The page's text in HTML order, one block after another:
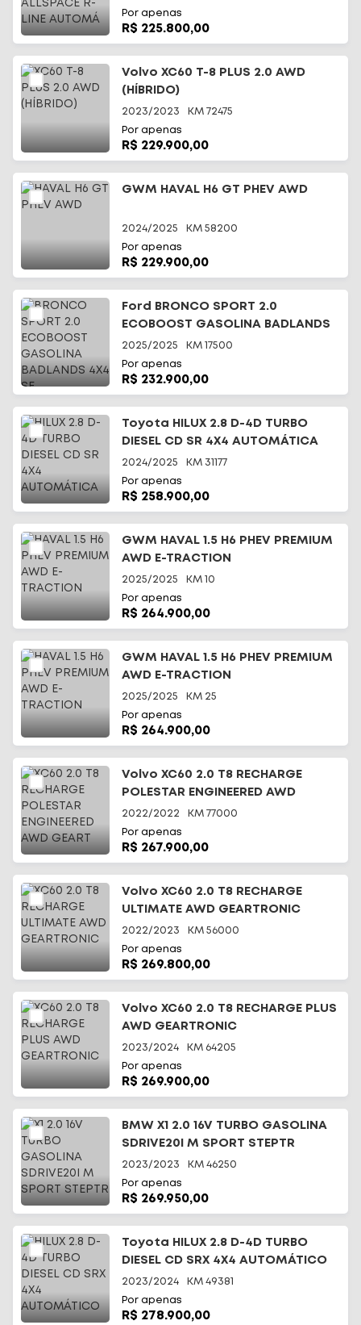
Por apenas
R$ 225.800,00
Volvo XC60 T-8 PLUS 2.0 AWD
(HÍBRIDO)
2023/2023 KM 72475
Por apenas
R$ 229.900,00
GWM HAVAL H6 GT PHEV AWD
2024/2025 KM 58200
Por apenas
R$ 229.900,00
Ford BRONCO SPORT 2.0
ECOBOOST GASOLINA BADLANDS
4X4 SE
2025/2025 KM 17500
Por apenas
R$ 232.900,00
Toyota HILUX 2.8 D-4D TURBO
DIESEL CD SR 4X4 AUTOMÁTICA
2024/2025 KM 31177
Por apenas
R$ 258.900,00
GWM HAVAL 1.5 H6 PHEV PREMIUM
AWD E-TRACTION
2025/2025 KM 10
Por apenas
R$ 264.900,00
GWM HAVAL 1.5 H6 PHEV PREMIUM
AWD E-TRACTION
2025/2025 KM 25
Por apenas
R$ 264.900,00
Volvo XC60 2.0 T8 RECHARGE
POLESTAR ENGINEERED AWD
GEART
2022/2022 KM 77000
Por apenas
R$ 267.900,00
Volvo XC60 2.0 T8 RECHARGE
ULTIMATE AWD GEARTRONIC
2022/2023 KM 56000
Por apenas
R$ 269.800,00
Volvo XC60 2.0 T8 RECHARGE PLUS
AWD GEARTRONIC
2023/2024 KM 64205
Por apenas
R$ 269.900,00
BMW X1 2.0 16V TURBO GASOLINA
SDRIVE20I M SPORT STEPTR
2023/2023 KM 46250
Por apenas
R$ 269.950,00
Toyota HILUX 2.8 D-4D TURBO
DIESEL CD SRX 4X4 AUTOMÁTICO
2023/2024 KM 49381
Por apenas
R$ 278.900,00